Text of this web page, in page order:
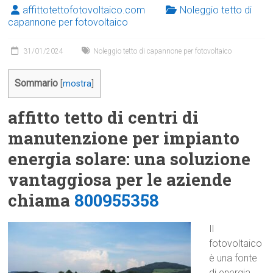
affittotettofotovoltaico.com
Noleggio tetto di
capannone per fotovoltaico
31/01/2024 Noleggio tetto di capannone per fotovoltaico
Sommario [mostra
affitto tetto di centri di
manutenzione per impianto
energia solare: una soluzione
vantaggiosa per le aziende
chiama 800955358
fotovoltaico
è una fonte